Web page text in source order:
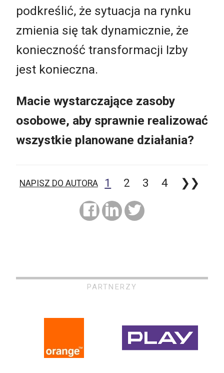
podkreślić, że sytuacja na rynku
zmienia się tak dynamicznie, że
konieczność transformacji Izby
jest konieczna.
Macie wystarczające zasoby
osobowe, aby sprawnie realizować
wszystkie planowane działania?
NAPISZ DO AUTORA 1 2 3 4 ❯❯
PARTNERZY